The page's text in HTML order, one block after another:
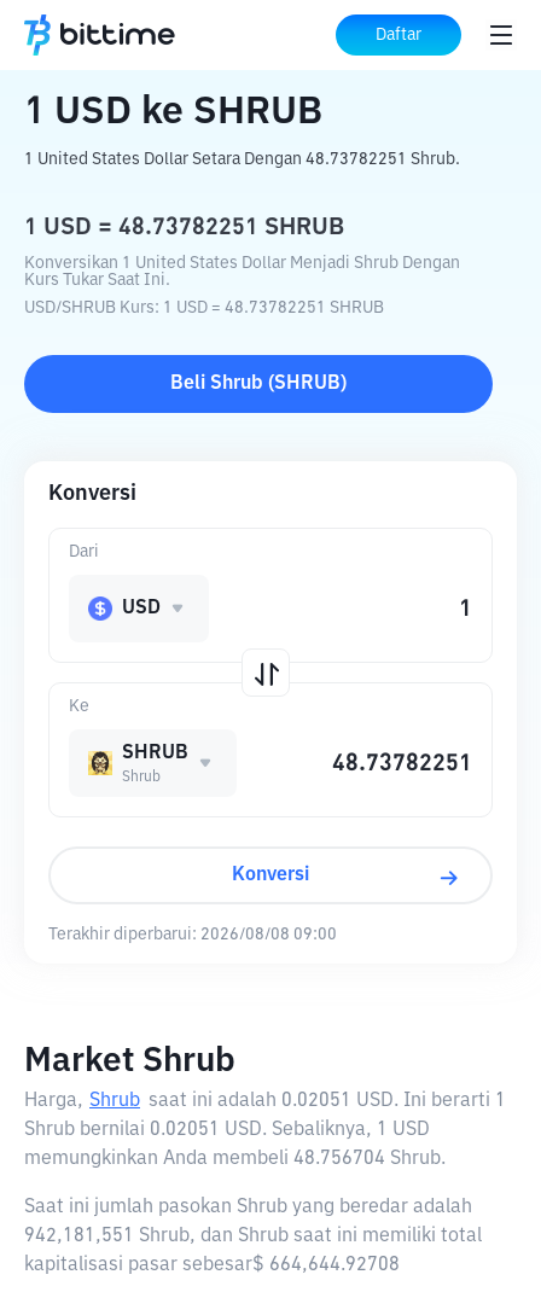
Daftar
Beranda Konverter Kripto ke SHRUB
1 USD ke SHRUB
1 United States Dollar Setara Dengan 48.73782251 Shrub.
1 USD = 48.73782251 SHRUB
Konversikan 1 United States Dollar Menjadi Shrub Dengan
Kurs Tukar Saat Ini.
USD/SHRUB Kurs: 1 USD = 48.73782251 SHRUB
Beli Shrub (SHRUB)
Konversi
Ke
SHRUB
Shrub
Dari
USD
Konversi
Terakhir diperbarui: 2026/08/08 09:00
Market Shrub
Harga, Shrub saat ini adalah 0.02051 USD. Ini berarti 1
Shrub bernilai 0.02051 USD. Sebaliknya, 1 USD
memungkinkan Anda membeli 48.756704 Shrub.
Saat ini jumlah pasokan Shrub yang beredar adalah
942,181,551 Shrub, dan Shrub saat ini memiliki total
kapitalisasi pasar sebesar$ 664,644.92708